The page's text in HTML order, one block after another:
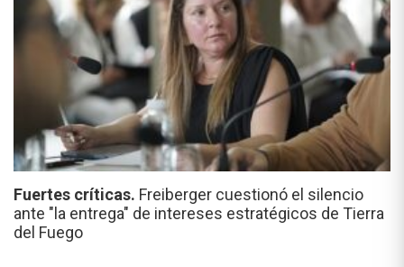
Fuertes críticas. Freiberger cuestionó el silencio
ante "la entrega" de intereses estratégicos de Tierra
del Fuego